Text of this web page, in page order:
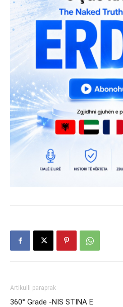
Artikulli paraprak
360° Grade -NIS STINA E